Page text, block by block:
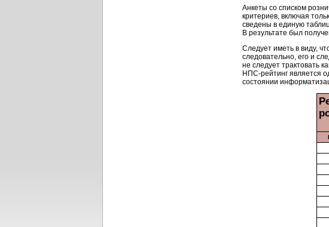
Анкеты со списком
критериев, включая
сведены в единую
В результате был
Следует иметь в виду,
следовательно, его и
не следует трактовать
НПС-рейтинг является
состоянии